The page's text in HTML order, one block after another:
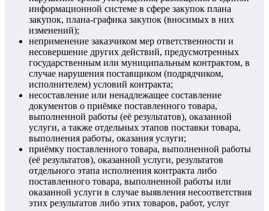
информационной системе в сфере закупок плана
закупок, плана-графика закупок (вносимых в них
изменений);
неприменение заказчиком мер ответственности и
несовершение других действий, предусмотренных
государственным или муниципальным контрактом, в
случае нарушения поставщиком (подрядчиком,
исполнителем) условий контракта;
несоставление или ненадлежащее составление
документов о приёмке поставленного товара,
выполненной работы (её результатов), оказанной
услуги, а также отдельных этапов поставки товара,
выполнения работы, оказания услуги;
приёмку поставленного товара, выполненной работы
(её результатов), оказанной услуги, результатов
отдельного этапа исполнения контракта либо
поставленного товара, выполненной работы или
оказанной услуги в случае выявления несоответствия
этих результатов либо этих товаров, работ, услуг